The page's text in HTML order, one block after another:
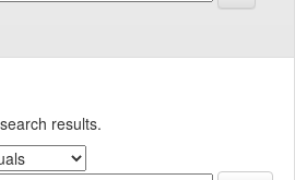
results.